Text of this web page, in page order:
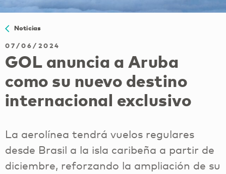
Noticias
07/06/2024
GOL anuncia a Aruba
como su nuevo destino
internacional exclusivo
La aerolínea tendrá vuelos regulares
desde Brasil a la isla caribeña a partir de
diciembre, reforzando la ampliación de su